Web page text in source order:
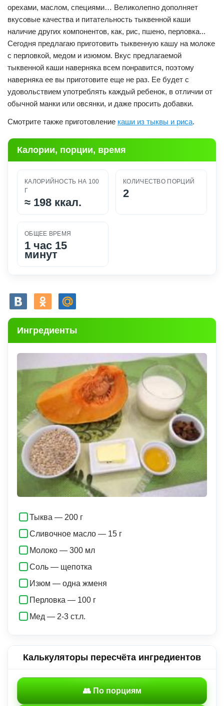
орехами, маслом, специями… Великолепно дополняет
вкусовые качества и питательность тыквенной каши
наличие других компонентов, как, рис, пшено, перловка...
Сегодня предлагаю приготовить тыквенную кашу на молоке
с перловкой, медом и изюмом. Вкус предлагаемой
тыквенной каши наверняка всем понравится, поэтому
наверняка ее вы приготовите еще не раз. Ее будет с
удовольствием употреблять каждый ребенок, в отличии от
обычной манки или овсянки, и даже просить добавки.
Смотрите также приготовление каши из тыквы и риса.
Калории, порции, время
КАЛОРИЙНОСТЬ НА 100
Г
≈ 198 ккал.
КОЛИЧЕСТВО ПОРЦИЙ
2
ОБЩЕЕ ВРЕМЯ
1 час 15
минут
Ингредиенты
Тыква — 200 г
Сливочное масло — 15 г
Молоко — 300 мл
Соль — щепотка
Изюм — одна жменя
Перловка — 100 г
Мед — 2-3 ст.л.
Калькуляторы пересчёта ингредиентов
👥 По порциям